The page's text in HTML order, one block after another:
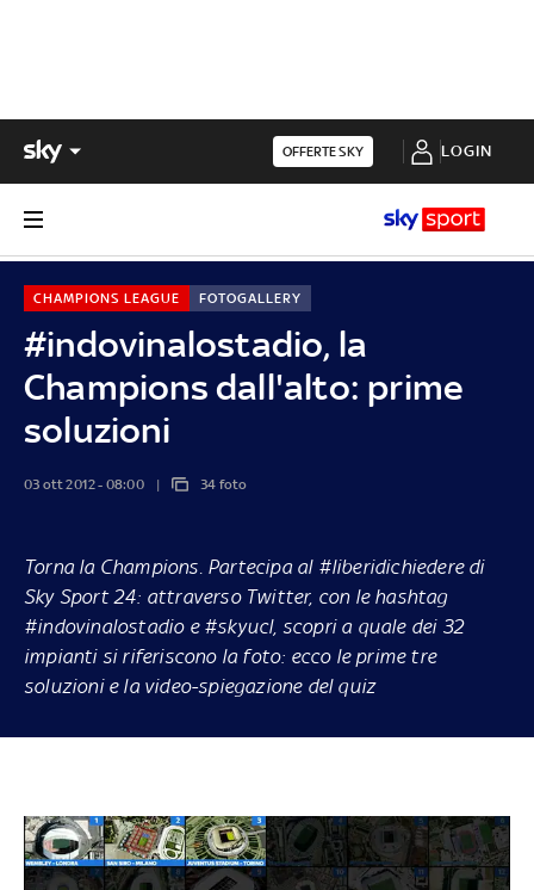
OFFERTE SKY LOGIN
#indovinalostadio, la
Champions dall'alto: prime
soluzioni
CHAMPIONS LEAGUE FOTOGALLERY
03 ott 2012 - 08:00 34 foto
Torna la Champions. Partecipa al #liberidichiedere di
Sky Sport 24: attraverso Twitter, con le hashtag
#indovinalostadioe #skyucl, scopri a quale dei 32
impianti si riferiscono la foto: ecco le prime tre
soluzioni e la video-spiegazione del quiz